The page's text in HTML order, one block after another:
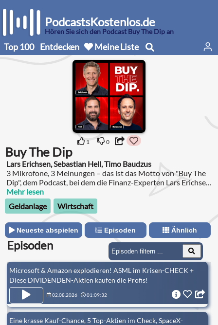
PodcastsKostenlos.de
Hören Sie sich den Podcast Buy The Dip an
Top 100 Entdecken Meine Liste
1 0
Buy The Dip
Lars Erichsen, Sebastian Hell, Timo Baudzus
3 Mikrofone, 3 Meinungen – das ist das Motto von "Buy The
Dip", dem Podcast, bei dem die Finanz-Experten Lars Erichsen,
Sebastian Hell und Timo Baudzus ihre geballte Expertise
teilen.
Mehr lesen
Geldanlage
Wirtschaft
Neueste abspielen Episoden Ähnlich
Episoden
Microsoft & Amazon explodieren! ASML im Krisen-CHECK +
Diese DIVIDENDEN-Aktien kaufen die Profis!
02.08.2026 01:09:32
Eine krasse Kauf-Chance, 5 Top-Aktien im Check, SpaceX-